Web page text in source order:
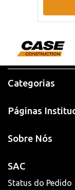
Categorias
Páginas
Sobre Nós
SAC
Status do Pedido